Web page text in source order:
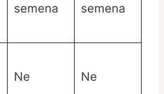
semena
semena
Ne Ne